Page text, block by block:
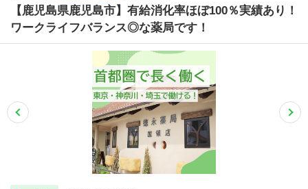
【鹿児島県鹿児島市】有給消化率ほぼ100％実績あり！
ワークライフバランス◎な薬局です！